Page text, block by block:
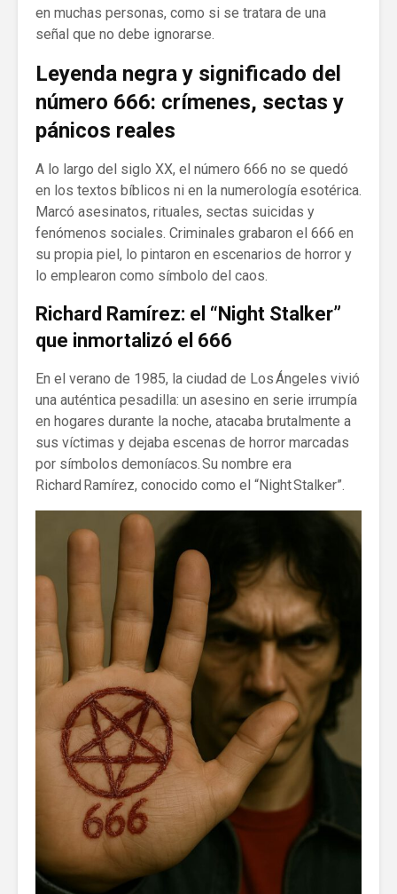
en muchas personas, como si se tratara de una
señal que no debe ignorarse.
Leyenda negra y significado del
número 666: crímenes, sectas y
pánicos reales
A lo largo del siglo XX, el número 666 no se quedó
en los textos bíblicos ni en la numerología esotérica.
Marcó asesinatos, rituales, sectas suicidas y
fenómenos sociales. Criminales grabaron el 666 en
su propia piel, lo pintaron en escenarios de horror y
lo emplearon como símbolo del caos.
Richard Ramírez: el “Night Stalker”
que inmortalizó el 666
En el verano de 1985, la ciudad de Los Ángeles vivió
una auténtica pesadilla: un asesino en serie irrumpía
en hogares durante la noche, atacaba brutalmente a
sus víctimas y dejaba escenas de horror marcadas
por símbolos demoníacos. Su nombre era
Richard Ramírez, conocido como el “Night Stalker”.